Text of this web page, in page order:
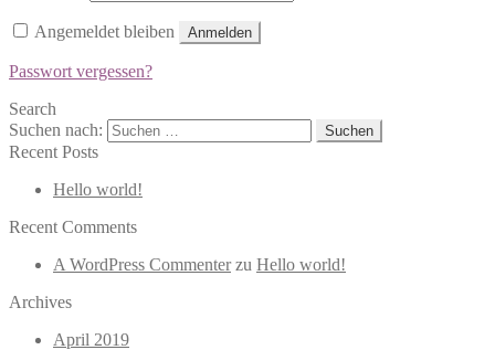
Angemeldet bleiben Anmelden
Passwort vergessen?
Search
Suchen nach:
Recent Posts
Hello world!
Recent Comments
A WordPress Commenterzu Hello world!
Archives
April 2019